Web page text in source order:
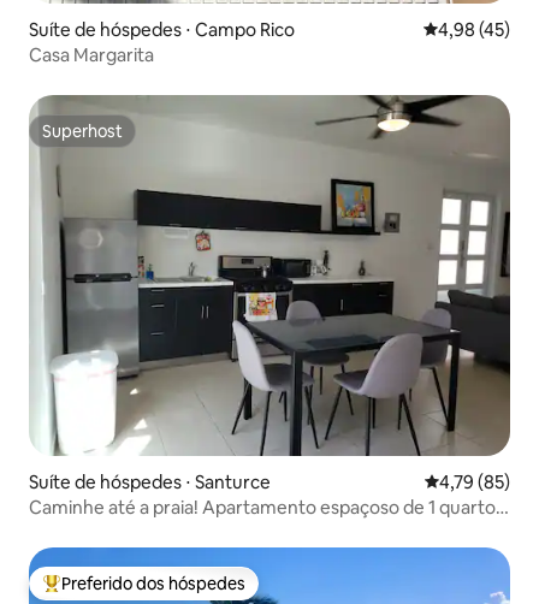
Suíte de hóspedes ⋅ Campo Rico 4,98 de uma
4,98 (45)
Casa Margarita
Superhost
Superhost
Suíte de hóspedes ⋅ Santurce 4,79 de uma
4,79 (85)
Caminhe até a praia! Apartamento espaçoso de 1 quarto
Entre os melhores preferidos dos hóspedes
Preferido dos hóspedes